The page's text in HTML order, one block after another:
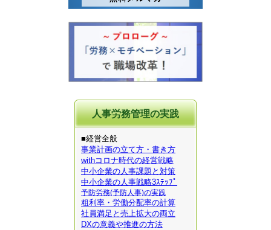
人事労務管理の実践
■経営全般
事業計画の立て方・書き方
withコロナ時代の経営戦略
中小企業の人事課題と対策
中小企業の人事戦略3ｽﾃｯﾌﾟ
予防労務(予防人事)の実践
粗利率・労働分配率の計算
社員満足と売上拡大の両立
DXの意義や推進の方法